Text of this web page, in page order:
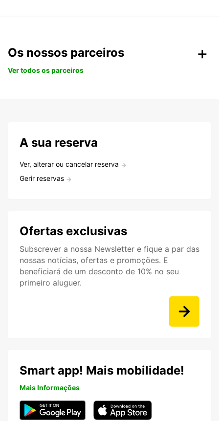
Os nossos parceiros
Ver todos os parceiros
A sua reserva
Ver, alterar ou cancelar reserva
Gerir reservas
Ofertas exclusivas
Subscrever a nossa Newsletter e fique a par das
nossas notícias, ofertas e promoções. E
beneficiará de um desconto de 10% no seu
primeiro aluguer.
Smart app! Mais mobilidade!
Mais Informações